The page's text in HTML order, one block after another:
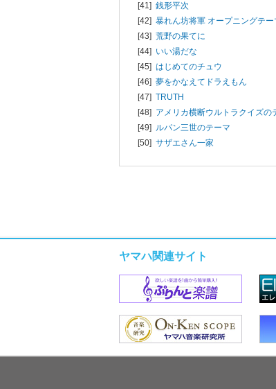
[41] 銭形平次
[42] 暴れん坊将軍 オープニングテー
[43] 荒野の果てに
[44] いい湯だな
[45] はじめてのチュウ
[46] 夢をかなえてドラえもん
[47] TRUTH
[48] アメリカ横断ウルトラクイズの
[49] ルパン三世のテーマ
[50] サザエさん一家
ヤマハ関連サイト